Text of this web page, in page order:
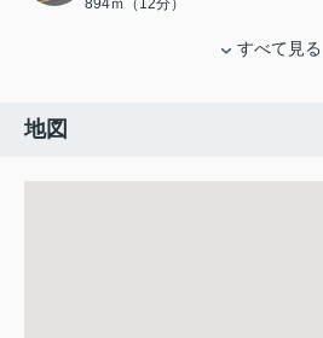
894ｍ（12分）
すべて見る
地図